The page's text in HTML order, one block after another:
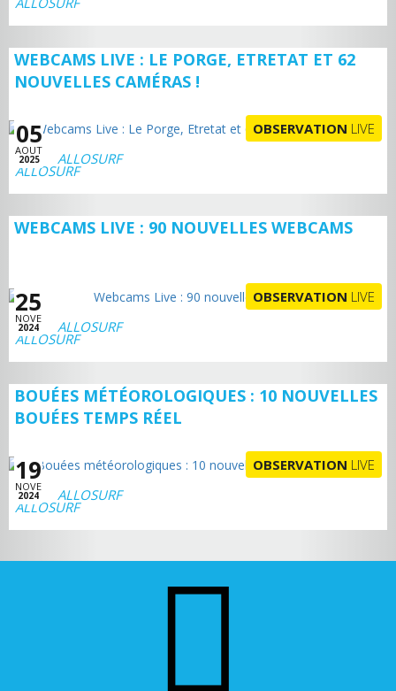
WEBCAMS LIVE : LE PORGE, ETRETAT ET 62
NOUVELLES CAMÉRAS !
05
AOUT
2025
OBSERVATION LIVE
ALLOSURF
WEBCAMS LIVE : 90 NOUVELLES WEBCAMS
25
NOVE
2024
OBSERVATION LIVE
ALLOSURF
BOUÉES MÉTÉOROLOGIQUES : 10 NOUVELLES
BOUÉES TEMPS RÉEL
19
NOVE
2024
OBSERVATION LIVE
ALLOSURF